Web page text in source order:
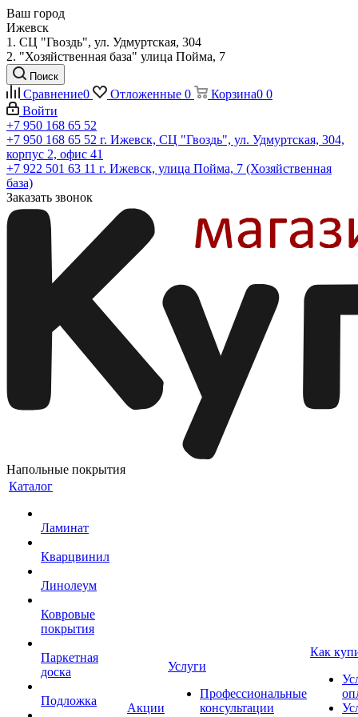
Ваш город
Ижевск
1. СЦ "Гвоздь", ул. Удмуртская, 304
2. "Хозяйственная база" улица Пойма, 7
Поиск
Сравнение0 Отложенные 0 Корзина0 0
Войти
+7 950 168 65 52
+7 950 168 65 52 г. Ижевск, СЦ "Гвоздь", ул. Удмуртская, 304,
корпус 2, офис 41
+7 922 501 63 11 г. Ижевск, улица Пойма, 7 (Хозяйственная
база)
Заказать звонок
Напольные покрытия
Каталог
Ламинат
Кварцвинил
Линолеум
Ковровые
покрытия
Паркетная
доска
Подложка
Акции
Услуги
Профессиональные
консультации
Как